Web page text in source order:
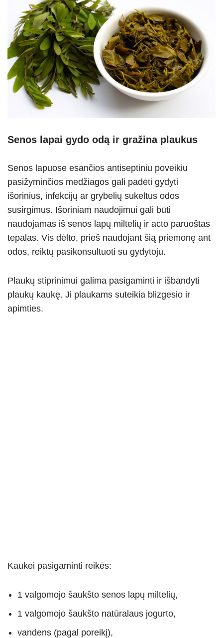
Senos lapai gydo odą ir gražina plaukus
Senos lapuose esančios antiseptiniu poveikiu
pasižyminčios medžiagos gali padėti gydyti
išorinius, infekcijų ar grybelių sukeltus odos
susirgimus. Išoriniam naudojimui gali būti
naudojamas iš senos lapų miltelių ir acto paruoštas
tepalas. Vis dėlto, prieš naudojant šią priemonę ant
odos, reiktų pasikonsultuoti su gydytoju.
Plaukų stiprinimui galima pasigaminti ir išbandyti
plaukų kaukę. Ji plaukams suteikia blizgesio ir
apimties.
Kaukei pasigaminti reikės:
1 valgomojo šaukšto senos lapų miltelių,
1 valgomojo šaukšto natūralaus jogurto,
vandens (pagal poreikį),